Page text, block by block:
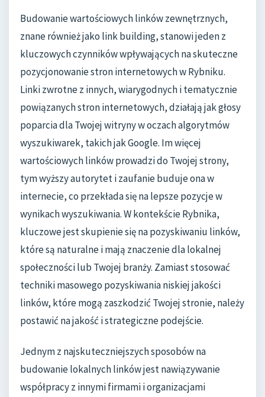
Budowanie wartościowych linków zewnętrznych,
znane również jako link building, stanowi jeden z
kluczowych czynników wpływających na skuteczne
pozycjonowanie stron internetowych w Rybniku.
Linki zwrotne z innych, wiarygodnych i tematycznie
powiązanych stron internetowych, działają jak głosy
poparcia dla Twojej witryny w oczach algorytmów
wyszukiwarek, takich jak Google. Im więcej
wartościowych linków prowadzi do Twojej strony,
tym wyższy autorytet i zaufanie buduje ona w
internecie, co przekłada się na lepsze pozycje w
wynikach wyszukiwania. W kontekście Rybnika,
kluczowe jest skupienie się na pozyskiwaniu linków,
które są naturalne i mają znaczenie dla lokalnej
społeczności lub Twojej branży. Zamiast stosować
techniki masowego pozyskiwania niskiej jakości
linków, które mogą zaszkodzić Twojej stronie, należy
postawić na jakość i strategiczne podejście.
Jednym z najskuteczniejszych sposobów na
budowanie lokalnych linków jest nawiązywanie
współpracy z innymi firmami i organizacjami